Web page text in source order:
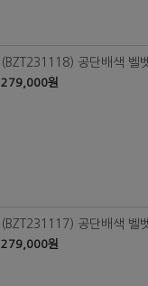
(BZT231118) 공단배색 벨
279,000원
(BZT231117) 공단배색 벨
279,000원